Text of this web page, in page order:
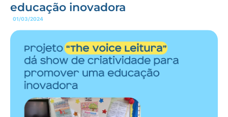
educação inovadora
01/03/2024